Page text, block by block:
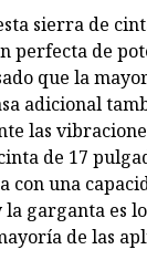
sierra de
perfecta de
que la
adicional
las
de 17
con una
la garganta es
de las